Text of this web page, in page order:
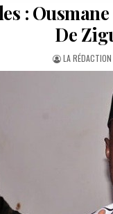
:
De
LA RÉDACTION